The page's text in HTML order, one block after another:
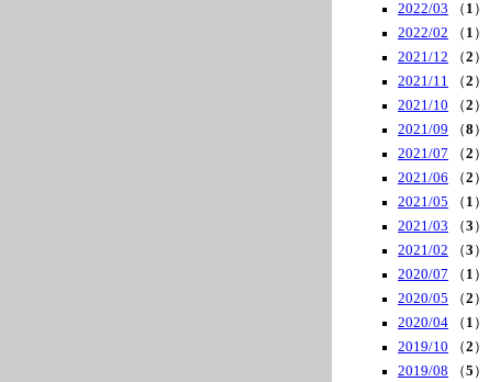
2022/03 （ 1 ）
2022/02 （ 1 ）
2021/12 （2 ）
2021/11 （2 ）
2021/10 （2 ）
2021/09 （8 ）
2021/07 （2 ）
2021/06 （2 ）
2021/05 （ 1 ）
2021/03 （3 ）
2021/02 （3 ）
2020/07 （ 1 ）
2020/05 （2 ）
2020/04 （ 1 ）
2019/10 （2 ）
2019/08 （5 ）